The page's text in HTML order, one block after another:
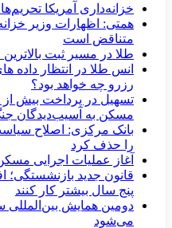
خزانه‌داری آمریکا
همتی: اظهارات وزیر
متناقض است
طلا در مسیر ثبت
انس طلا در انتظار داده
رزرو چه خواهد بود؟
مسکن به آسیب‌دیدگان
بانک مرکزی: اصلاح
را حذف کرد
آغاز عملیات اجرایی مسکن
پنج سال بیشتر کار کنند
دومین همایش بین‌المللی
می‌شود